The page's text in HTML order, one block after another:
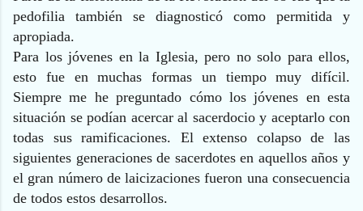
pedofilia también se diagnosticó como permitida y
apropiada.
Para los jóvenes en la Iglesia, pero no solo para ellos,
esto fue en muchas formas un tiempo muy difícil.
Siempre me he preguntado cómo los jóvenes en esta
situación se podían acercar al sacerdocio y aceptarlo con
todas sus ramificaciones. El extenso colapso de las
siguientes generaciones de sacerdotes en aquellos años y
el gran número de laicizaciones fueron una consecuencia
de todos estos desarrollos.